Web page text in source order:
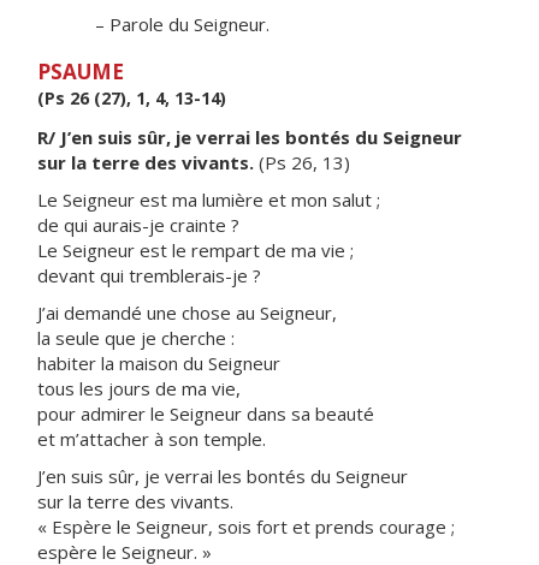
– Parole du Seigneur.
PSAUME
(Ps 26 (27), 1, 4, 13-14)
R/ J’en suis sûr, je verrai les bontés du Seigneur
sur la terre des vivants. (Ps 26, 13)
Le Seigneur est ma lumière et mon salut ;
de qui aurais-je crainte ?
Le Seigneur est le rempart de ma vie ;
devant qui tremblerais-je ?
J’ai demandé une chose au Seigneur,
la seule que je cherche :
habiter la maison du Seigneur
tous les jours de ma vie,
pour admirer le Seigneur dans sa beauté
et m’attacher à son temple.
J’en suis sûr, je verrai les bontés du Seigneur
sur la terre des vivants.
« Espère le Seigneur, sois fort et prends courage ;
espère le Seigneur. »